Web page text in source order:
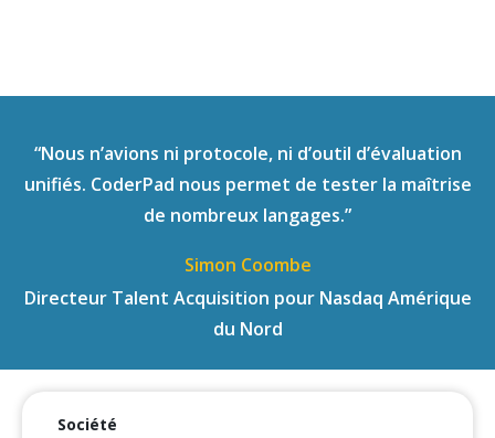
“Nous n’avions ni protocole, ni d’outil d’évaluation
unifiés. CoderPad nous permet de tester la maîtrise
de nombreux langages.”
Simon Coombe
Directeur Talent Acquisition pour Nasdaq Amérique
du Nord
Société